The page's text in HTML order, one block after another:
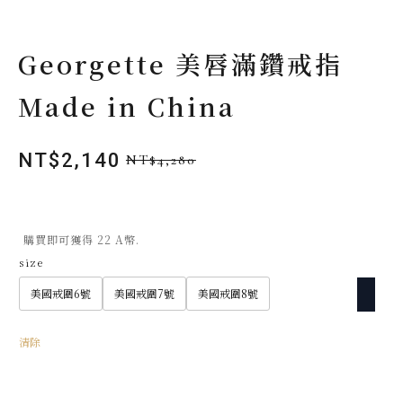
Georgette 美唇滿鑽戒指
Made in China
NT$4,280
原
格：
NT$4,280。
NT$2,140
目
格：
NT$2,140。
購買即可獲得 22 A幣.
size
美國戒圍6號 美國戒圍7號 美國戒圍8號
清除